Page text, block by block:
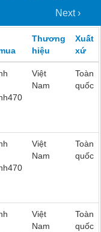
Next ›
Thương
hiệu
Xuất
xứ
Việt
Nam
Toàn
quốc
Việt
Nam
Toàn
quốc
Việt
Nam
Toàn
quốc